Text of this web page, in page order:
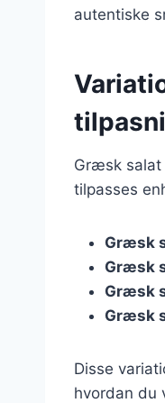
autentiske
Græsk salat
tilpasses
Græsk
Græsk
Græsk
Græsk
Disse
hvordan du